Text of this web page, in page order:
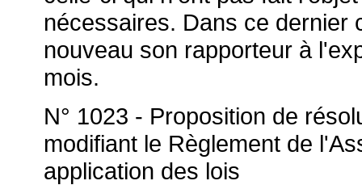
nécessaires. Dans ce dernier
nouveau son rapporteur à
mois.
N° 1023 - Proposition de
modifiant le Règlement de
application des lois